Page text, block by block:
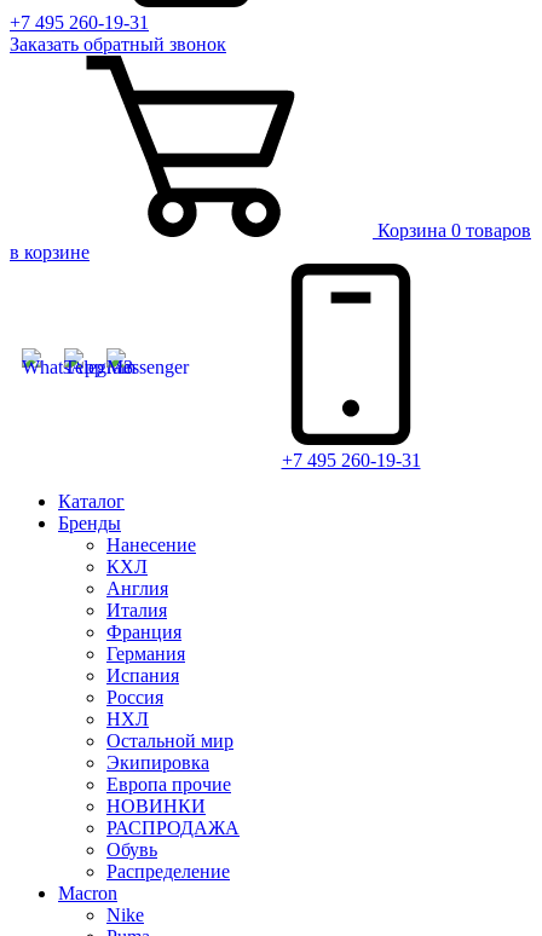
+7 495 260-19-31
Заказать обратный звонок
Корзина 0 товаров
в корзине
+7 495 260-19-31
Каталог
Бренды
Нанесение
КХЛ
Англия
Италия
Франция
Германия
Испания
Россия
НХЛ
Остальной мир
Экипировка
Европа прочие
НОВИНКИ
РАСПРОДАЖА
Обувь
Распределение
Macron
Nike